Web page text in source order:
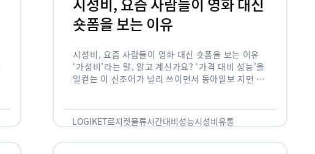
숏폼을 보는 이유
시성비, 요즘 사람들이 영화 대신 숏폼을 보는 이유
‘가성비’라는 말, 알고 계신가요? ‘가격 대비 성능’을
일컫는 이 신조어가 널리 쓰이면서 동아일보 지면 기
LOGIKET로지켓물류시간대비성능시성비유통